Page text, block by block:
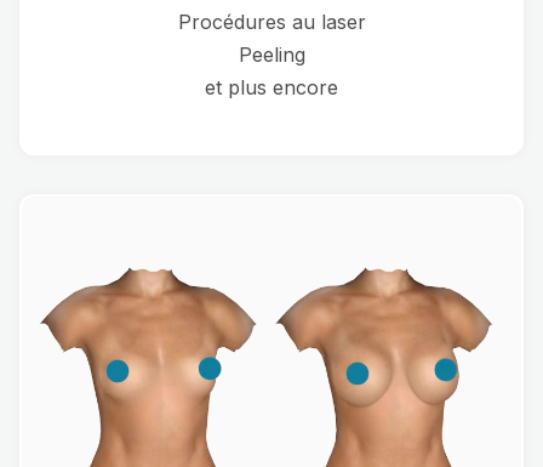
Procédures au laser
Peeling
et plus encore